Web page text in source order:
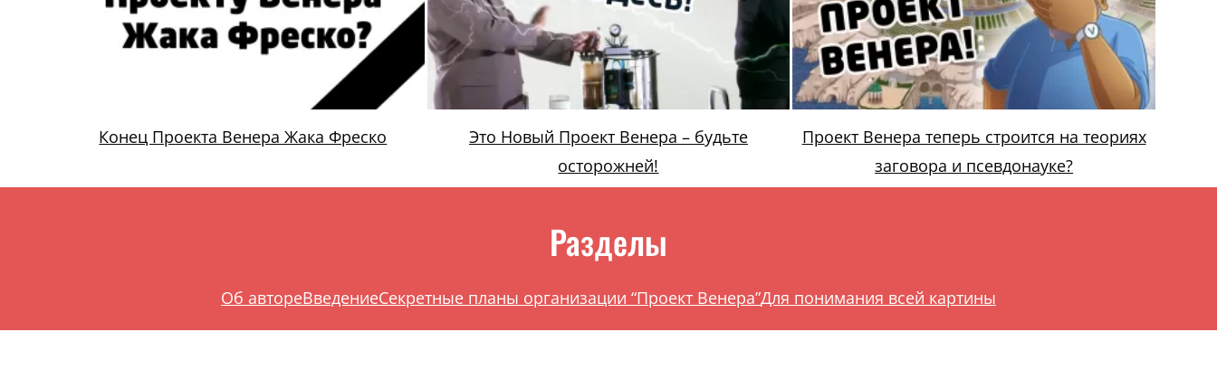
Конец Проекта Венера Жака Фреско
Это Новый Проект Венера – будьте
осторожней!
Проект Венера теперь строится на теориях
заговора и псевдонауке?
Разделы
Об автореВведениеСекретные планы организации “Проект Венера”Для понимания всей картины